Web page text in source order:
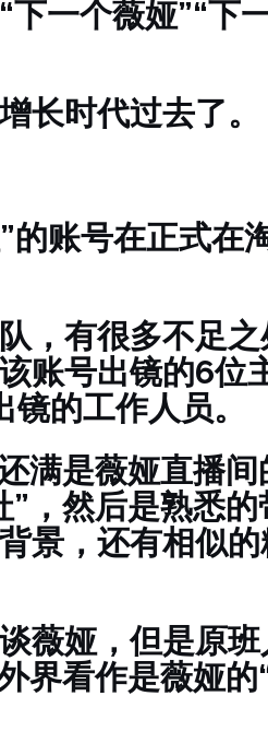
一个薇娅”“下
长时代过去了。
的账号在正式在
，有很多不足
账号出镜的6位
的工作人员。
满是薇娅直播间
，然后是熟悉的
景，还有相似
薇娅，但是原班
界看作是薇娅的